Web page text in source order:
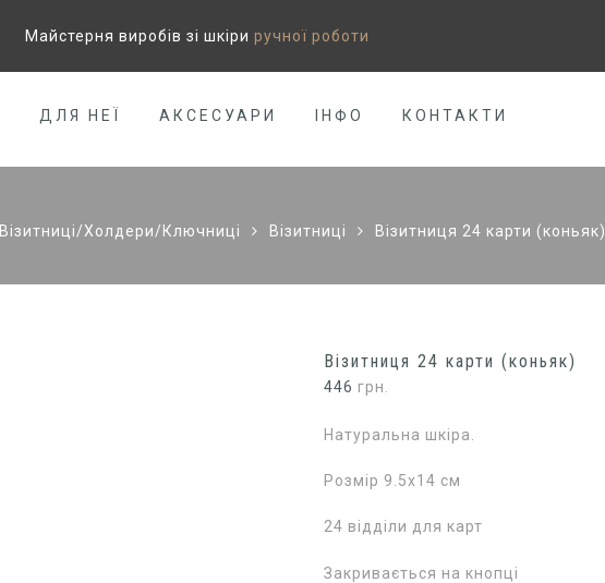
Майстерня виробів зі шкіри ручної роботи
ДЛЯ НЕЇ АКСЕСУАРИ ІНФО КОНТАКТИ
Візитниці/Холдери/Ключниці Візитниці Візитниця 24 карти (коньяк)
Візитниця 24 карти (коньяк)
446 грн.
Натуральна шкіра.
Розмір 9.5х14 см
24 відділи для карт
Закривається на кнопці